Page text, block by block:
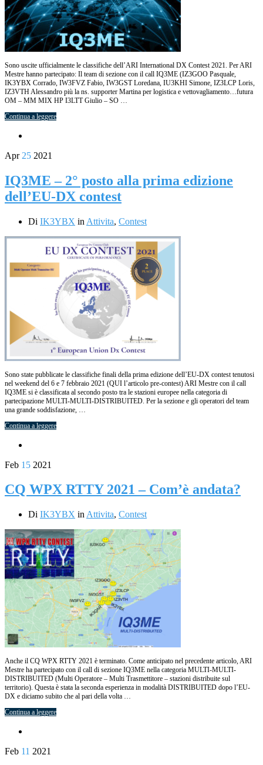
Sono uscite ufficialmente le classifiche dell’ARI International DX Contest 2021. Per ARI
Mestre hanno partecipato: Il team di sezione con il call IQ3ME (IZ3GOO Pasquale,
IK3YBX Corrado, IW3FVZ Fabio, IW3GST Loredana, IU3KHI Simone, IZ3LCP Loris,
IZ3VTH Alessandro più la ns. supporter Martina per logistica e vettovagliamento…futura
OM – MM MIX HP I3LTT Giulio – SO …
Continua a leggere
Apr 25 2021
IQ3ME – 2° posto alla prima edizione
dell’EU-DX contest
Di IK3YBX in Attivita, Contest
Sono state pubblicate le classifiche finali della prima edizione dell’EU-DX contest tenutosi
nel weekend del 6 e 7 febbraio 2021 (QUI l’articolo pre-contest) ARI Mestre con il call
IQ3ME si è classificata al secondo posto tra le stazioni europee nella categoria di
partecipazione MULTI-MULTI-DISTRIBUITED. Per la sezione e gli operatori del team
una grande soddisfazione, …
Continua a leggere
Feb 15 2021
CQ WPX RTTY 2021 – Com’è andata?
Di IK3YBX in Attivita, Contest
Anche il CQ WPX RTTY 2021 è terminato. Come anticipato nel precedente articolo, ARI
Mestre ha partecipato con il call di sezione IQ3ME nella categoria MULTI-MULTI-
DISTRIBUITED (Multi Operatore – Multi Trasmettitore – stazioni distribuite sul
territorio). Questa è stata la seconda esperienza in modalità DISTRIBUITED dopo l’EU-
DX e diciamo subito che al pari della volta …
Continua a leggere
Feb 11 2021